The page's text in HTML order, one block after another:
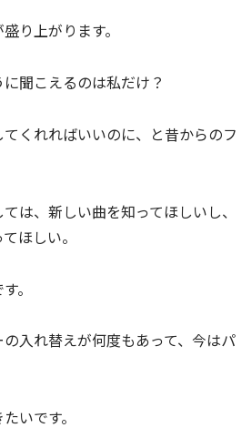
り上がります。
聞こえるのは私だけ？
くれればいいのに、と昔からのフ
は、新しい曲を知ってほしいし、
ほしい。
。
入れ替えが何度もあって、今はパ
いです。